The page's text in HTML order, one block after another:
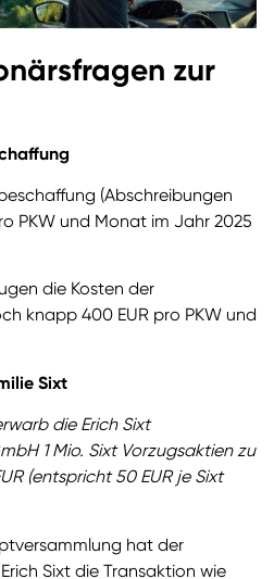
zur
(Abschreibungen
PKW und Monat im Jahr 2025
die Kosten der
knapp 400 EUR pro PKW und
Sixt
die Erich Sixt
1 Mio. Sixt Vorzugsaktien zu
(entspricht 50 EUR je Sixt
hat der
Sixt die Transaktion wie